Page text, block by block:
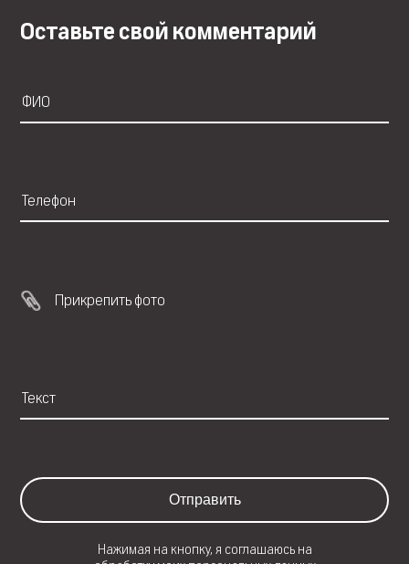
Оставьте свой комментарий
Прикрепить фото
Отправить
Нажимая на кнопку, я соглашаюсь на